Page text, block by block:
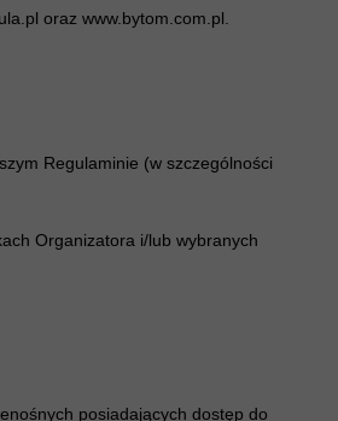
oraz www.bytom.com.pl.
Regulaminie (w szczególności
Organizatora i/lub wybranych
posiadających dostęp do